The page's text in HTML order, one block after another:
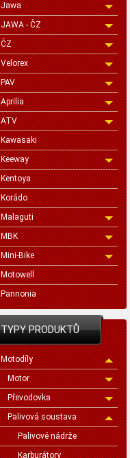
Jawa
JAWA - ČZ
ČZ
Velorex
PAV
Aprilia
ATV
Kawasaki
Keeway
Kentoya
Korádo
Malaguti
MBK
Mini-Bike
Motowell
Pannonia
TYPY PRODUKTŮ
Motodíly
Motor
Převodovka
Palivová soustava
Palivové nádrže
Karburátory